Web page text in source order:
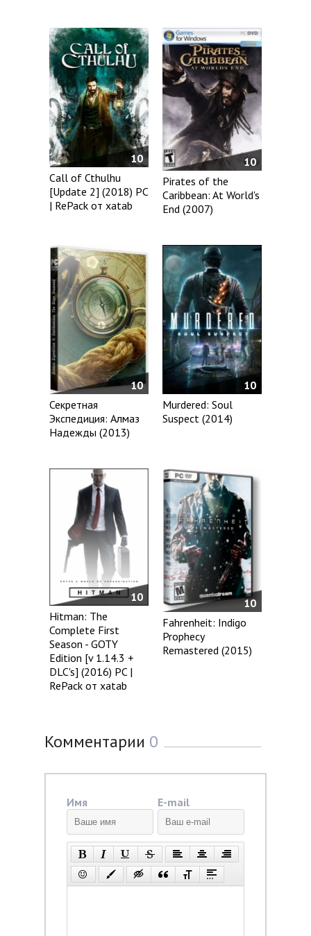
10
Call of Cthulhu
[Update 2] (2018) PC
| RePack от xatab
10
Pirates of the
Caribbean: At World's
End (2007)
10
Секретная
Экспедиция: Алмаз
Надежды (2013)
10
Murdered: Soul
Suspect (2014)
10
Hitman: The
Complete First
Season - GOTY
Edition [v 1.14.3 +
DLC's] (2016) PC |
RePack от xatab
10
Fahrenheit: Indigo
Prophecy
Remastered (2015)
Комментарии 0
Имя E-mail